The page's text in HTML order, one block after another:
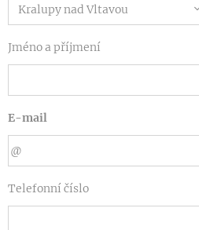
Jméno a příjmení
E-mail
Telefonní číslo